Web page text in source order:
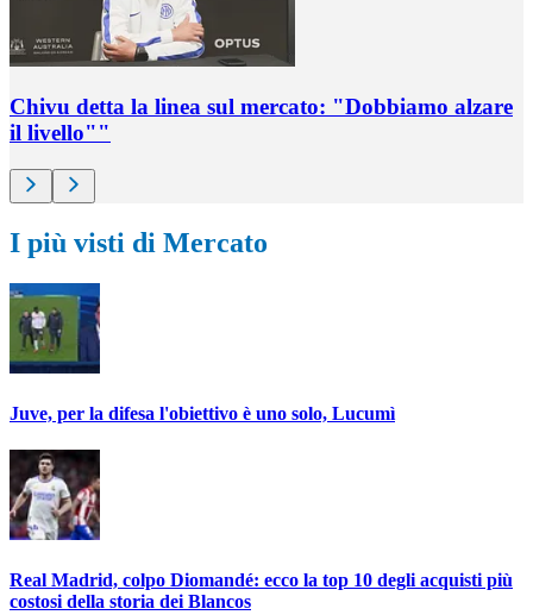
Chivu detta la linea sul mercato: "Dobbiamo alzare
il livello""
I più visti di Mercato
Juve, per la difesa l'obiettivo è uno solo, Lucumì
Real Madrid, colpo Diomandé: ecco la top 10 degli acquisti più
costosi della storia dei Blancos